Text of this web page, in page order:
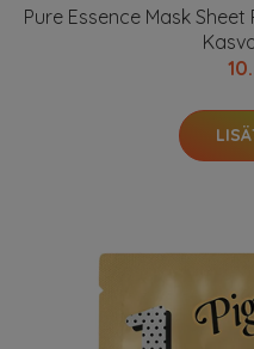
Pure Essence Mask